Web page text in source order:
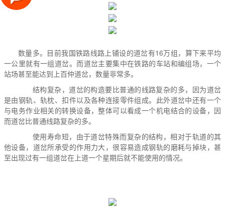
数量多。目前我国铁路线路上铺设的道岔有16万组，算下来平均
一公里就有一组道岔。而道岔主要集中在铁路的车站和编组场，一个
站场甚至能达到上百仲道岔，数量非常多。
结构复杂，道岔的构造要比普通的线路复杂的多，因为道岔
是由钢轨、轨枕、扣件以及各种连接零件组成。此外道岔中还有一个
与电务作业相关的转换设备，整体可以看成一个机电结合的设备，因
而道岔比普通线路复杂的多。
使用寿命短，由于道岔特殊而复杂的结构，相对于轨道的其
他设备，道岔所承受的作用力大，很容易造成钢轨的磨耗与掉块，甚
至出现过有一组道岔在上道一个星期后就不能使用的情况。